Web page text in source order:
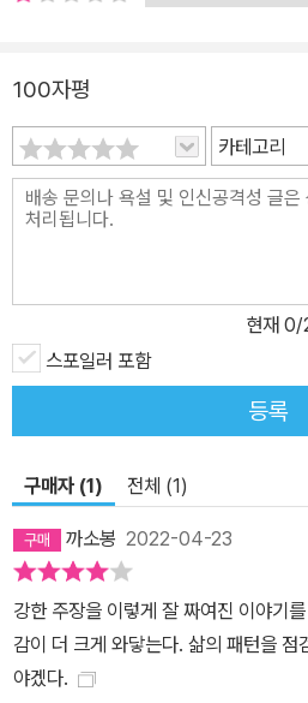
이들은 멸망으로 치닫는 세계에서 서로
프를 만들어 악인을 비롯한 모두에게
에 깃든 희망의 싹을 암시하는, 『홍수
다. ■ ‘물 없는 홍수’가 쓸고 지나간 포스트-아포칼립스 세계 인간성
다 깡패 블랑코에게 착취와 학대를 당
끌려 신의 정원사에 입회한 렌은 무심하
친구 아만다와의 우정에서 위안을 찾
으로 블랑코에게서 벗어난 토비는 신의
라가 암에 걸려 사망하자 토비는 그녀
된 에덴절벽 옥상 정원에서 신의 정원
하지만, 안팎의 문제들이 불거지며 무
어머니와 함께 원래 살던 보호구역으로
받고 성인 댄스 클럽에 취직해 돈벌이
는 블랑코를 피해 외모를 바꾸고 새론당
100자평
카테고리
현재 0/
스포일러 포함
등록
구매자 (1) 전체 (1)
까소봉 2022-04-23
강한 주장을 이렇게 잘 짜여진 이야기
감이 더 크게 와닿는다. 삶의 패턴을
야겠다.